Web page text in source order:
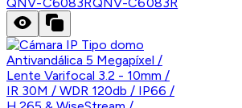
QNV-C6083RQNV-C6083R